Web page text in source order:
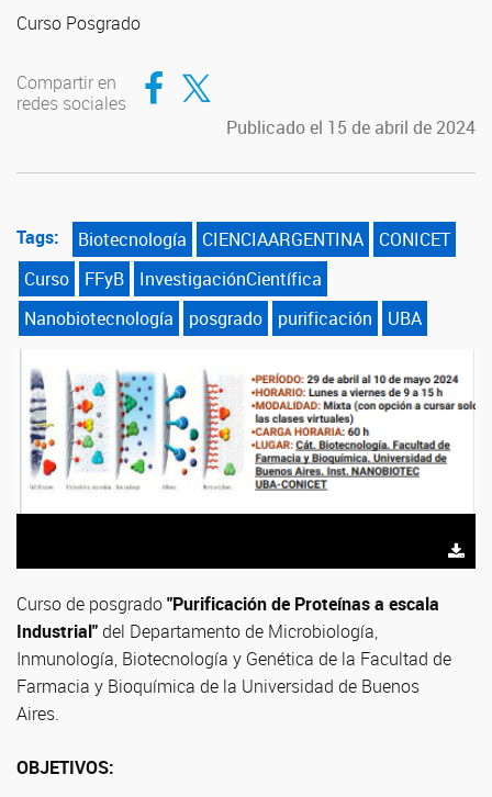
Curso Posgrado
Compartir en
redes sociales
Compartir en Facebook
Compartir en Twitter
Publicado el 15 de abril de 2024
Tags: Biotecnología CIENCIAARGENTINA
CONICET
Curso
FFyB
InvestigaciónCientífica
Nanobiotecnología
posgrado purificación UBA
Curso de posgrado"Purificación de Proteínas a escala
Industrial"del Departamento de Microbiología,
Inmunología, Biotecnología y Genética de la Facultad de
Farmacia y Bioquímica de la Universidad de Buenos
Aires.
OBJETIVOS: